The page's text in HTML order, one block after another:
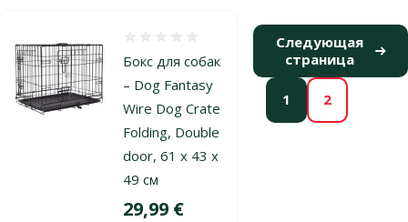
Бокс для собак
– Dog Fantasy
Wire Dog Crate
Folding, Double
door, 61 x 43 x
49 см
Цена
29,99 €
1 2
Следующая
страница